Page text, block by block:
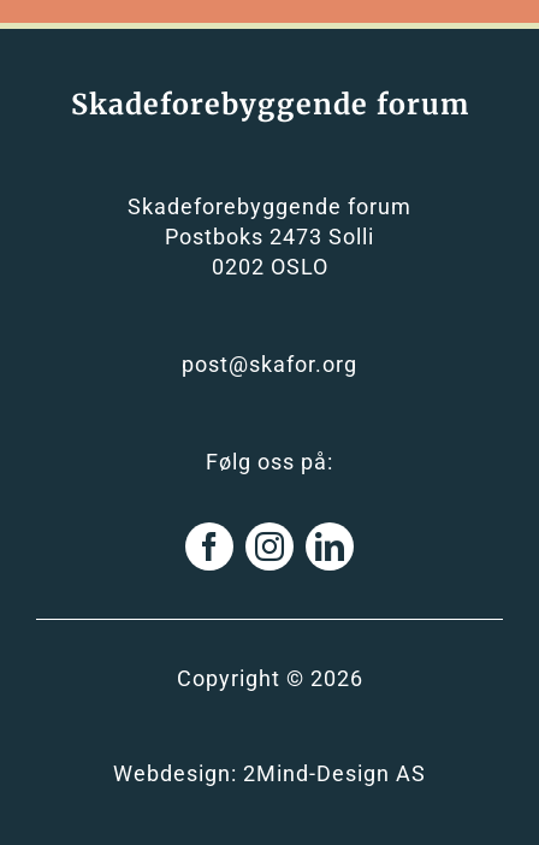
Skadeforebyggende forum
Skadeforebyggende forum
Postboks 2473 Solli
0202 OSLO
post@skafor.org
Følg oss på:
Copyright © 2026
Webdesign: 2Mind-Design AS